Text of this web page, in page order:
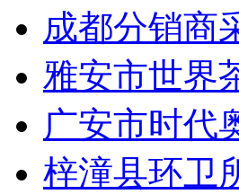
成都分销商
雅安市世界
广安市时代
梓潼县环卫